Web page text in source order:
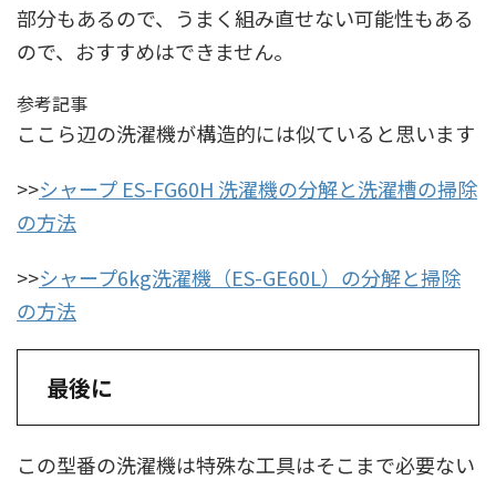
部分もあるので、うまく組み直せない可能性もある
ので、おすすめはできません。
参考記事
ここら辺の洗濯機が構造的には似ていると思います
>>シャープ ES-FG60H 洗濯機の分解と洗濯槽の掃除
の方法
>>シャープ6kg洗濯機（ES-GE60L）の分解と掃除
の方法
最後に
この型番の洗濯機は特殊な工具はそこまで必要ない